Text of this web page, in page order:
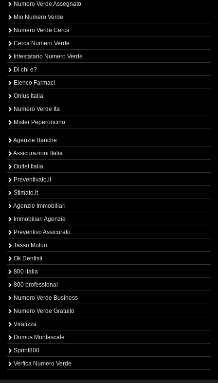
Numero Verde Assegnato
Mio Numero Verde
Numero Verde Cerca
Cerca Numero Verde
Intestatario Numero Verde
Di chi è?
Elenco Farmaci
Onlus Italia
Numero Verde Ita
Mister Peperoncino
Agenzie Banche
Assicurazioni Italia
Outlet Italia
Preventivato.it
Stimato.it
Agenzie Immobiliari
Immobiliari Agenzie
Preventivo Assicurato
Tasso Mutuo
Ok Dentisti
800 italia
800 professional
Numero Verde Business
Numero Verde Gratuito
Viralizza
Domus Montascale
Sprint800
Verfica Numero Verde